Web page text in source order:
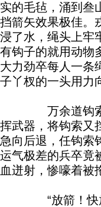
实的毛毡，涌到叁
挡箭矢效果极佳。
浸了水，绳头上牢
有钩子的就用动物
大力劲卒每人一条
子丫杈的一头用力
万余道钩索甩
挥武器，将钩索又
急向后退，任钩索
运气极差的兵卒竟
血迸射，惨嚎着被
“放箭！快放